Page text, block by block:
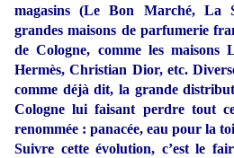
magasins (Le Bon Marché, La
grandes maisons de parfumerie
de Cologne, comme les maisons
Hermès, Christian Dior, etc.
comme déjà dit, la grande
Cologne lui faisant perdre tout
renommée : panacée, eau pour la
Suivre cette évolution, c’est le